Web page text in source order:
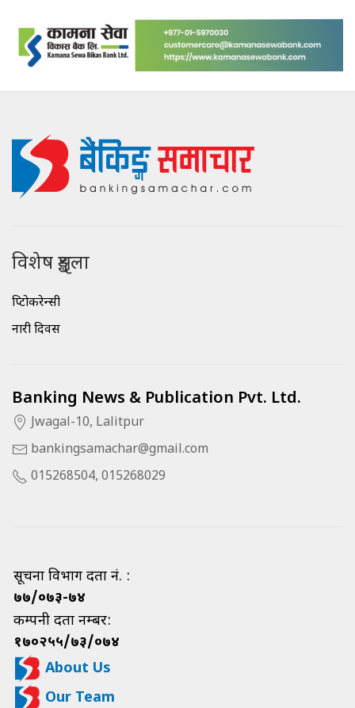
विशेष शृङ्खला
क्रिप्टोकरेन्सी
नारी दिवस
Banking News & Publication Pvt. Ltd.
Jwagal-10, Lalitpur
bankingsamachar@gmail.com
015268504, 015268029
सूचना विभाग दर्ता नं. :
७७/०७३-७४
कम्पनी दर्ता नम्बर:
१७०२५५/७३/०७४
About Us
Our Team